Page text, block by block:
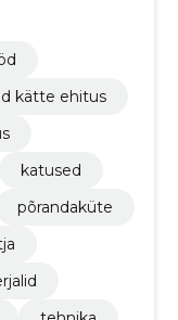
kätte ehitus
katused
põrandaküte